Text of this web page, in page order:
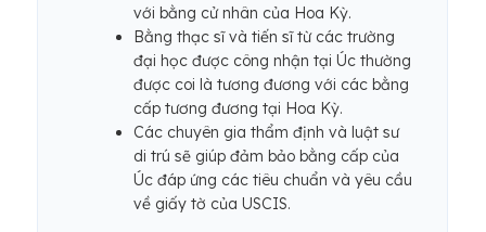
với bằng cử nhân của Hoa Kỳ.
Bằng thạc sĩ và tiến sĩ từ các trường
đại học được công nhận tại Úc thường
được coi là tương đương với các bằng
cấp tương đương tại Hoa Kỳ.
Các chuyên gia thẩm định và luật sư
di trú sẽ giúp đảm bảo bằng cấp của
Úc đáp ứng các tiêu chuẩn và yêu cầu
về giấy tờ của USCIS.